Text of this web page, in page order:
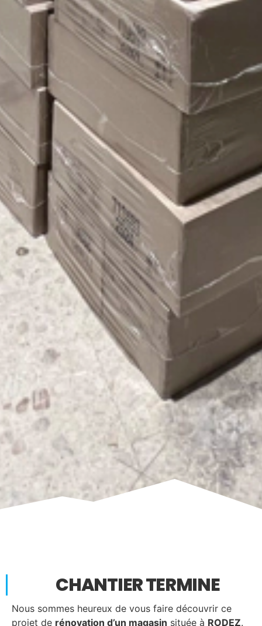
CHANTIER TERMINE
Nous sommes heureux de vous faire découvrir ce
projet de rénovation d’un magasin située à RODEZ.